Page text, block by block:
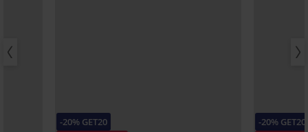
-20% GET20
-20% GET20